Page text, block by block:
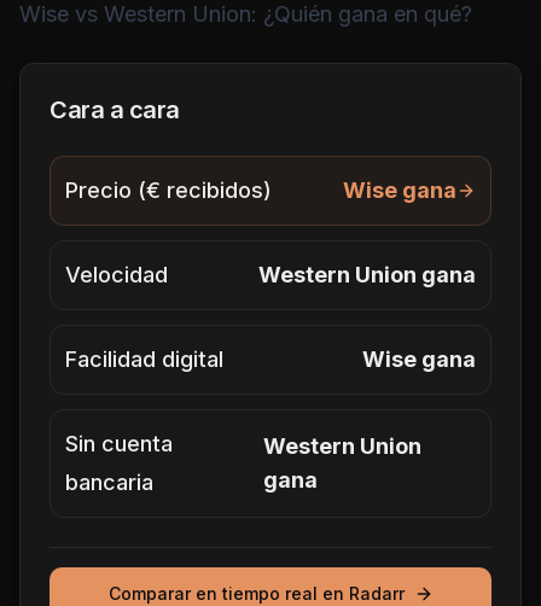
Wise vs Western Union: ¿Quién gana en qué?
Cara a cara
Precio (€ recibidos) Wise gana
Velocidad Western Union gana
Facilidad digital Wise gana
Sin cuenta
bancaria
Western Union
gana
Comparar en tiempo real en Radarr